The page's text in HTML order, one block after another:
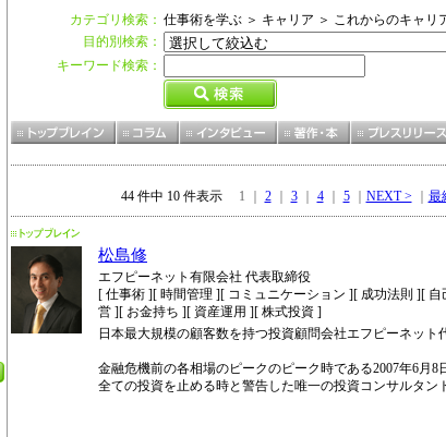
カテゴリ検索： 仕事術を学ぶ ＞ キャリア ＞ これからのキャリ
目的別検索：
キーワード検索：
44 件中 10 件表示 1 ｜ 2｜ 3｜ 4｜ 5｜ NEXT > 最
松島修
エフピーネット有限会社 代表取締役
[ 仕事術 ][ 時間管理 ][ コミュニケーション ][ 成功法則 ][
営 ][ お金持ち ][ 資産運用 ][ 株式投資 ]
日本最大規模の顧客数を持つ投資顧問会社エフピーネット
金融危機前の各相場のピークのピーク時である2007年6月
全ての投資を止める時と警告した唯一の投資コンサルタン